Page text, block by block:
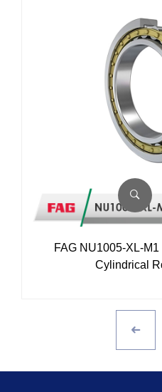
FAG NU1005-XL-
Cylindrical